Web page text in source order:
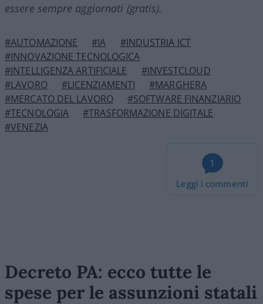
essere sempre aggiornati (gratis).
#AUTOMAZIONE #IA
#INDUSTRIA ICT
#INNOVAZIONE TECNOLOGICA
#INTELLIGENZA ARTIFICIALE
#INVESTCLOUD
#LAVORO
#LICENZIAMENTI
#MARGHERA
#MERCATO DEL LAVORO
#SOFTWARE FINANZIARIO
#TECNOLOGIA
#TRASFORMAZIONE DIGITALE
#VENEZIA
1
Leggi i commenti
Decreto PA: ecco tutte le
spese per le assunzioni statali